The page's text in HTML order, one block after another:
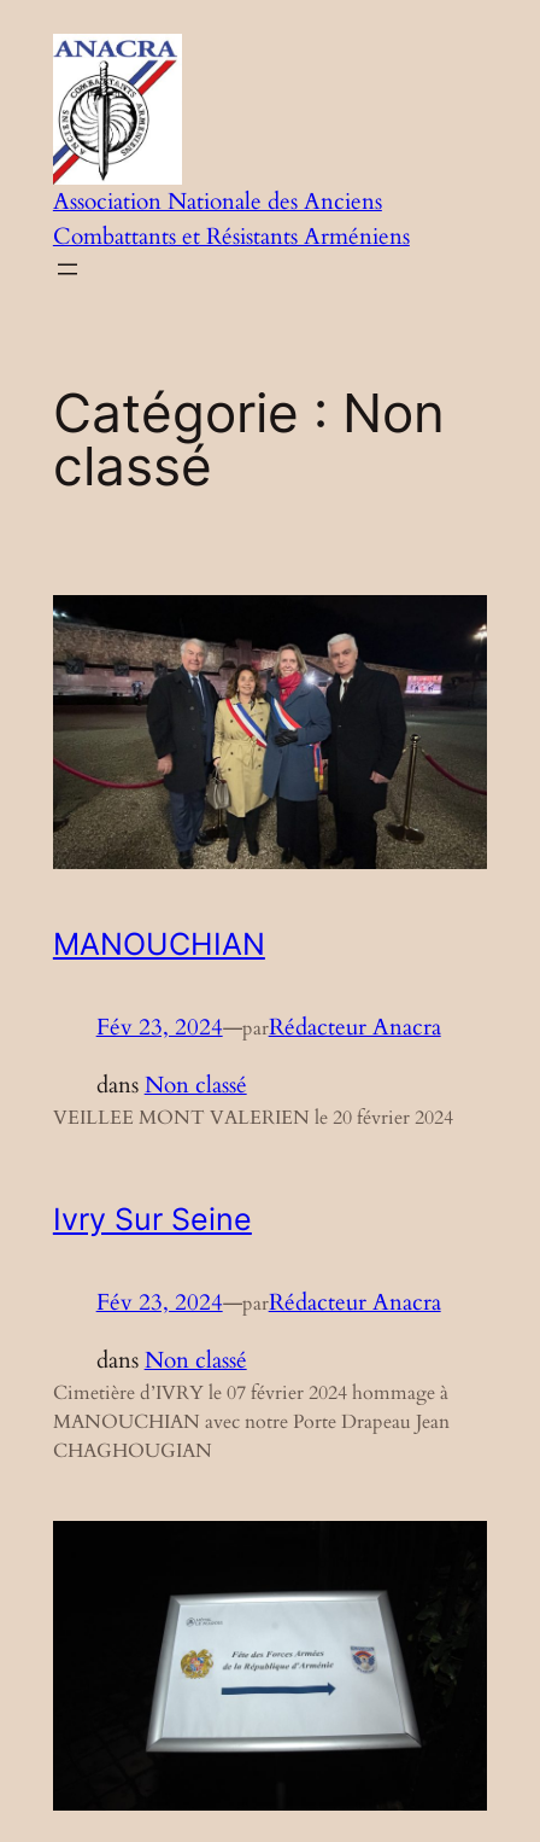
contenu
Association Nationale des Anciens
Combattants et Résistants Arméniens
Catégorie : Non
classé
MANOUCHIAN
Fév 23, 2024—parRédacteur Anacra
dansNon classé
VEILLEE MONT VALERIEN le 20 février 2024
Ivry Sur Seine
Fév 23, 2024—parRédacteur Anacra
dansNon classé
Cimetière d’IVRY le 07 février 2024 hommage à
MANOUCHIAN avec notre Porte Drapeau Jean
CHAGHOUGIAN